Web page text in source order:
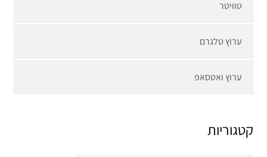
טוויטר
ערוץ טלגרם
ערוץ ואטסאפ
קטגוריות